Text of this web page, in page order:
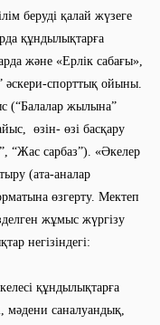
беруді қалай жүзеге
құндылықтарға
және «Ерлік сабағы»,
әскери-спорттық ойыны.
(“Балалар жылына”
өзін- өзі басқару
“Жас сарбаз”). «Әкелер
(ата-аналар
өзгерту. Мектеп
жұмыс жүргізу
негізіндегі:
құндылықтарға
мәдени саналуандық,